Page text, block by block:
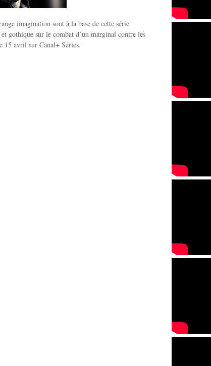
imagination sont à la base de cette série
gothique sur le combat d’un marginal contre les
15 avril sur Canal+ Séries.